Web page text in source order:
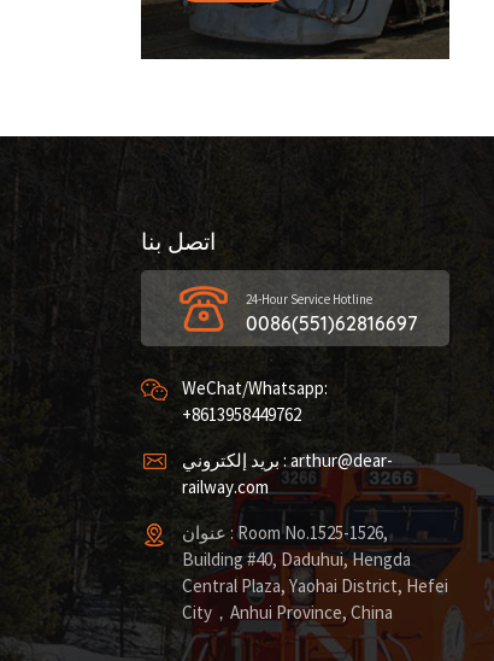
اتصل بنا
24-Hour Service Hotline
0086(551)62816697
WeChat/Whatsapp:
+8613958449762
بريد إلكتروني : arthur@dear-
railway.com
عنوان : Room No.1525-1526,
Building #40, Daduhui, Hengda
Central Plaza, Yaohai District, Hefei
City，Anhui Province, China